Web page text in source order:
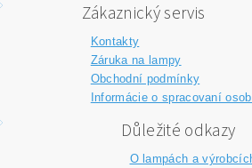
Zákaznický servis
Kontakty
Záruka na lampy
Obchodní podmínky
Informácie o spracovaní
Důležité odkazy
O lampách a